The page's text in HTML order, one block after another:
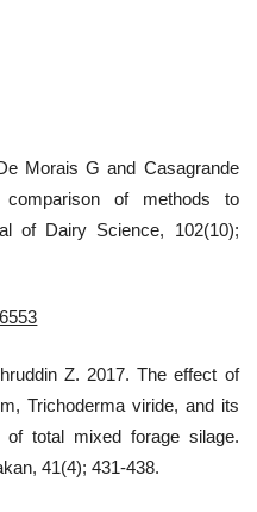
Morais G and Casagrande
of methods to
of Dairy Science, 102(10);
Z. 2017. The effect of
Trichoderma viride, and its
total mixed forage silage.
41(4); 431-438.